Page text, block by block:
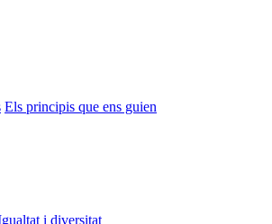
Els principis que ens guien
i diversitat